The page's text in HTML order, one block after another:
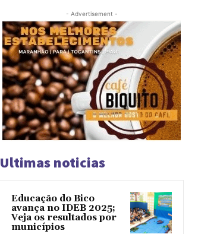
- Advertisement -
Ultimas noticias
Educação do Bico
avança no IDEB 2025;
Veja os resultados por
municípios